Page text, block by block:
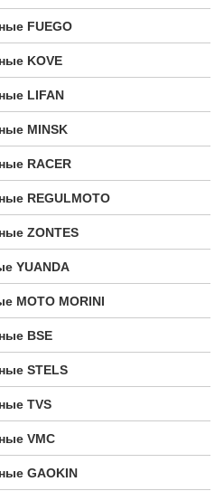
FUEGO
KOVE
LIFAN
MINSK
RACER
REGULMOTO
ZONTES
YUANDA
МОТО MORINI
BSE
STELS
TVS
VMC
GAOKIN